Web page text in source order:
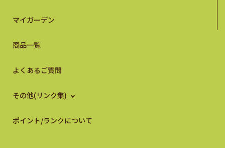
マイガーデン
商品一覧
よくあるご質問
その他(リンク集)
ポイント/ランクについて